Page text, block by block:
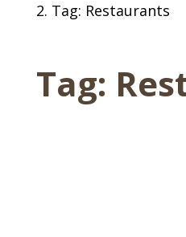
Tag: Restaurants
Tag: